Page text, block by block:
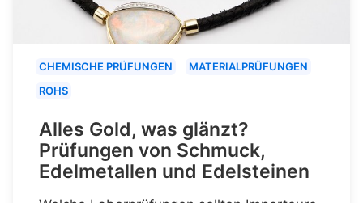
CHEMISCHE PRÜFUNGEN
MATERIALPRÜFUNGEN
ROHS
Alles Gold, was glänzt?
Prüfungen von Schmuck,
Edelmetallen und Edelsteinen